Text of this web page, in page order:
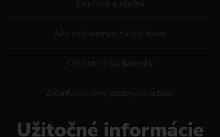
Doprava a platba
Ako reklamovat / vrátiť tovar
Obchodné podmienky
Zásady ochrany osobných údajov
Užitočné informácie